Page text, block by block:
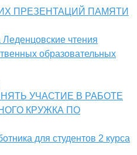
ПРЕЗЕНТАЦИЙ ПАМЯТИ
чтения
образовательных
УЧАСТИЕ В РАБОТЕ
КРУЖКА ПО
для студентов 2 курса